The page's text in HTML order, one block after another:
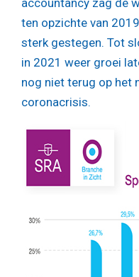
ten opzichte van
sterk gestegen. Tot
in 2021 weer groei
nog niet terug op het
coronacrisis.